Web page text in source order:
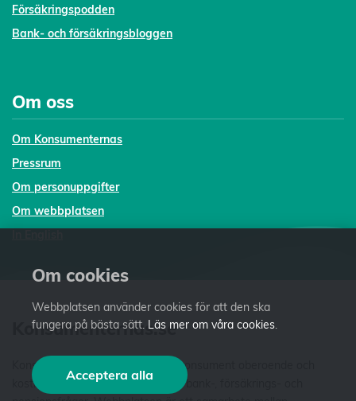
Försäkringspodden
Bank- och försäkringsbloggen
Om oss
Om Konsumenternas
Pressrum
Om personuppgifter
Om webbplatsen
Konsumenternas.se
Konsumenternas.se ger dig som konsument oberoende och
kostnadsfri fakta och vägledning i bank-, försäkrings- och
Om cookies
Webbplatsen använder cookies för att den ska
fungera på bästa sätt. Läs mer om våra cookies.
Acceptera alla